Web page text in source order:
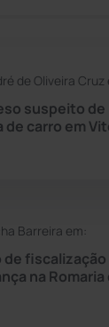
de Oliveira Cruz
suspeito de
carro em
Barreira em:
de fiscalização
na Romaria